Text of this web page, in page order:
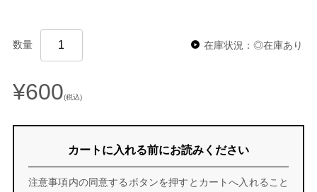
数量 在庫状況：◎在庫あり
¥600(税込)
カートに入れる前にお読みください
注意事項内の同意するボタンを押すとカートへ入れること